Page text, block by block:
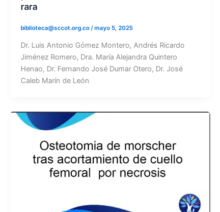
rara
biblioteca@sccot.org.co /mayo 5, 2025
Dr. Luis Antonio Gómez Montero, Andrés Ricardo
Jiménez Romero, Dra. María Alejandra Quintero
Henao, Dr. Fernando José Dumar Otero, Dr. José
Caleb Marín de León